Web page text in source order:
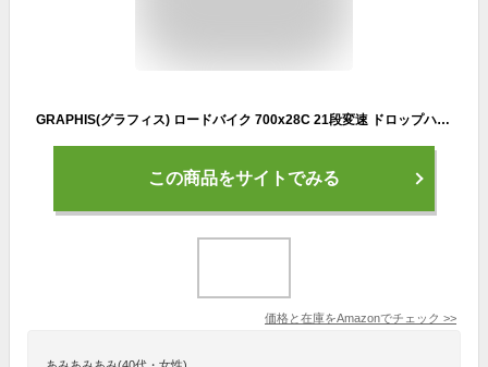
GRAPHIS(グラフィス) ロードバイク 700x28C 21段変速 ドロップハンドル 補助ブレーキ GR-Je t'aime ブラックレッド GR-Je t'aime
この商品をサイトでみる
価格と在庫をAmazonでチェック >>